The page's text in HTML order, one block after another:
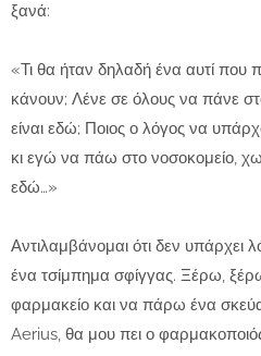
ξανά:
«Τι θα ήταν δηλαδή ένα αυτί που
κάνουν; Λένε σε όλους να πάνε
είναι εδώ; Ποιος ο λόγος να
κι εγώ να πάω στο νοσοκομείο,
εδώ…»
Αντιλαμβάνομαι ότι δεν υπάρχει
ένα τσίμπημα σφίγγας. Ξέρω,
φαρμακείο και να πάρω ένα
Aerius, θα μου πει ο